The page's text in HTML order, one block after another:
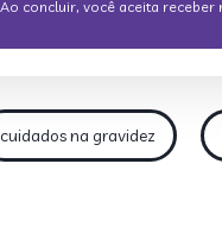
cuidados na gravidez